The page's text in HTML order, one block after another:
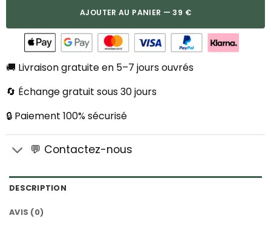
AJOUTER AU PANIER — 39 €
🚚 Livraison gratuite en 5–7 jours ouvrés
🔄 Échange gratuit sous 30 jours
🔒 Paiement 100% sécurisé
💬 Contactez-nous
DESCRIPTION
AVIS (0)